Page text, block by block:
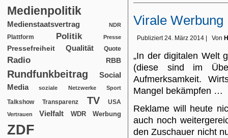
Medienpolitik
Medienstaatsvertrag NDR
Plattform Politik Presse
Pressefreiheit Qualität Quote
Radio RBB
Rundfunkbeitrag
Social
Media
soziale Netzwerke Sport
Talkshow Transparenz TV USA
Vertrauen Vielfalt WDR Werbung
ZDF
Virale Werbung
Publiziert 24. März 2014 Von
„In der digitalen Welt
(diese sind im
Aufmerksamkeit.
Mangel bekämpfen …
Reklame will heute
auch noch
den Zuschauer nicht